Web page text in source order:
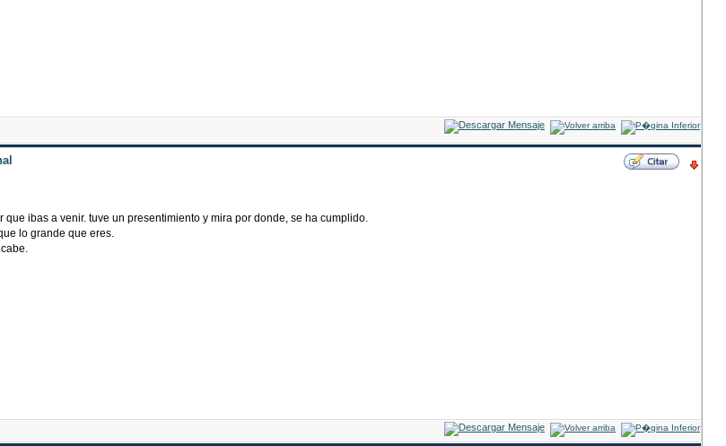
ibas a venir. tuve un presentimiento y mira por donde, se ha cumplido.
lo grande que eres.